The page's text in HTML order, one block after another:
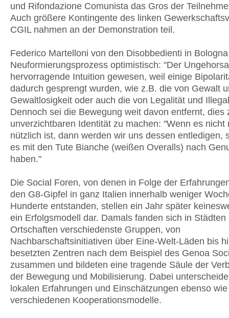
und Rifondazione Comunista das Gros der
Auch größere Kontingente des linken
CGIL nahmen an der Demonstration teil.
Federico Martelloni von den Disobbedienti in
Neuformierungsprozess optimistisch: "Der
hervorragende Intuition gewesen, weil einige
dadurch gesprengt wurden, wie z.B. die von Gewalt
Gewaltlosigkeit oder auch die von Legalität und
Dennoch sei die Bewegung weit davon entfernt, dies
unverzichtbaren Identität zu machen: "Wenn es nicht
nützlich ist, dann werden wir uns dessen entledigen,
es mit den Tute Bianche (weißen Overalls) nach
haben."
Die Social Foren, von denen in Folge der
den G8-Gipfel in ganz Italien innerhalb weniger
Hunderte entstanden, stellen ein Jahr später
ein Erfolgsmodell dar. Damals fanden sich in Städten
Ortschaften verschiedenste Gruppen, von
Nachbarschaftsinitiativen über Eine-Welt-Läden bis
besetzten Zentren nach dem Beispiel des Genoa
zusammen und bildeten eine tragende Säule der
der Bewegung und Mobilisierung. Dabei
lokalen Erfahrungen und Einschätzungen ebenso
verschiedenen Kooperationsmodelle.